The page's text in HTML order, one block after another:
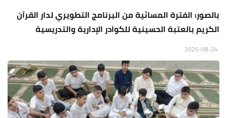
بالصور: الفترة المسائية من البرنامج التطويري لدار القرآن
الكريم بالعتبة الحسينية للكوادر الإدارية والتدريسية